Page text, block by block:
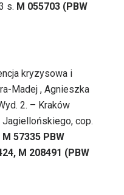
s. M 055703 (PBW
kryzysowa i
Madej , Agnieszka
2. – Kraków
cop.
M 57335 PBW
M 208491 (PBW